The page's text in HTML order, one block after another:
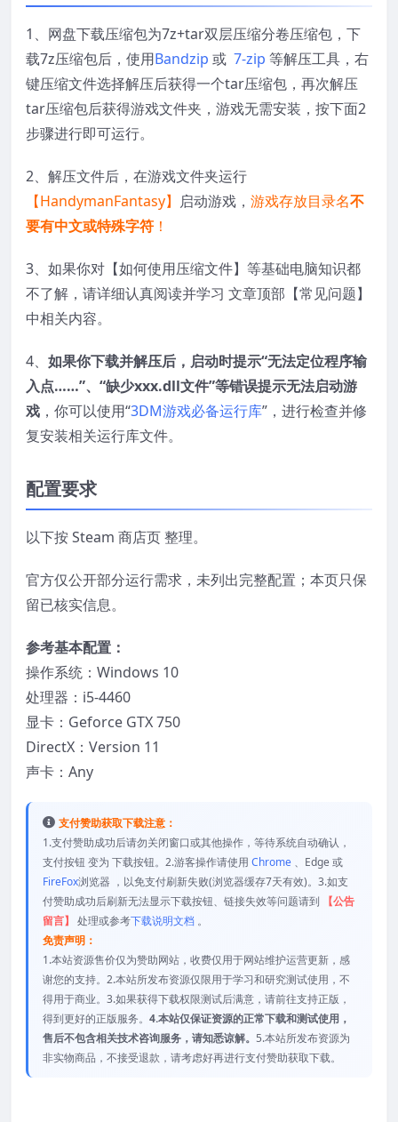
1、网盘下载压缩包为7z+tar双层压缩分卷压缩包，下
载7z压缩包后，使用Bandzip 或 7-zip 等解压工具，右
键压缩文件选择解压后获得一个tar压缩包，再次解压
tar压缩包后获得游戏文件夹，游戏无需安装，按下面2
步骤进行即可运行。
2、解压文件后，在游戏文件夹运行
【HandymanFantasy】 启动游戏， 游戏存放目录名不
要有中文或特殊字符 ！
3、如果你对【如何使用压缩文件】等基础电脑知识都
不了解，请详细认真阅读并学习 文章顶部【常见问题】
中相关内容。
4、 如果你下载并解压后，启动时提示“无法定位程序输
入点……”、“缺少xxx.dll文件”等错误提示无法启动游
戏 ，你可以使用“3DM游戏必备运行库”，进行检查并修
复安装相关运行库文件。
配置要求
以下按 Steam 商店页 整理。
官方仅公开部分运行需求，未列出完整配置；本页只保
留已核实信息。
参考基本配置：
操作系统：Windows 10
处理器：i5-4460
显卡：Geforce GTX 750
DirectX：Version 11
声卡：Any
支付赞助获取下载注意：
1.支付赞助成功后请勿关闭窗口或其他操作，等待系统自动确认，
支付按钮 变为 下载按钮。2.游客操作请使用 Chrome 、Edge 或
FireFox浏览器 ，以免支付刷新失败(浏览器缓存7天有效)。3.如支
付赞助成功后刷新无法显示下载按钮、链接失效等问题请到
【公告
留言】 处理或参考下载说明文档 。
免责声明：
1.本站资源售价仅为赞助网站，收费仅用于网站维护运营更新，感
谢您的支持。2.本站所发布资源仅限用于学习和研究测试使用，不
得用于商业。3.如果获得下载权限测试后满意，请前往支持正版，
得到更好的正版服务。 4.本站仅保证资源的正常下载和测试使用，
售后不包含相关技术咨询服务，请知悉谅解。 5.本站所发布资源为
非实物商品，不接受退款，请考虑好再进行支付赞助获取下载。